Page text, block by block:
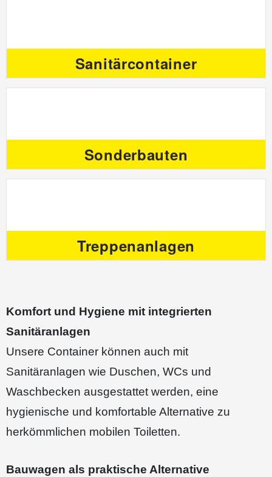
Sanitärcontainer
Sonderbauten
Treppenanlagen
Komfort und Hygiene mit integrierten
Sanitäranlagen
Unsere Container können auch mit
Sanitäranlagen wie Duschen, WCs und
Waschbecken ausgestattet werden, eine
hygienische und komfortable Alternative zu
herkömmlichen mobilen Toiletten.
Bauwagen als praktische Alternative